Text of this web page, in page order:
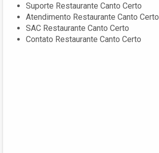
Suporte Restaurante Canto Certo
Atendimento Restaurante Canto Certo
SAC Restaurante Canto Certo
Contato Restaurante Canto Certo